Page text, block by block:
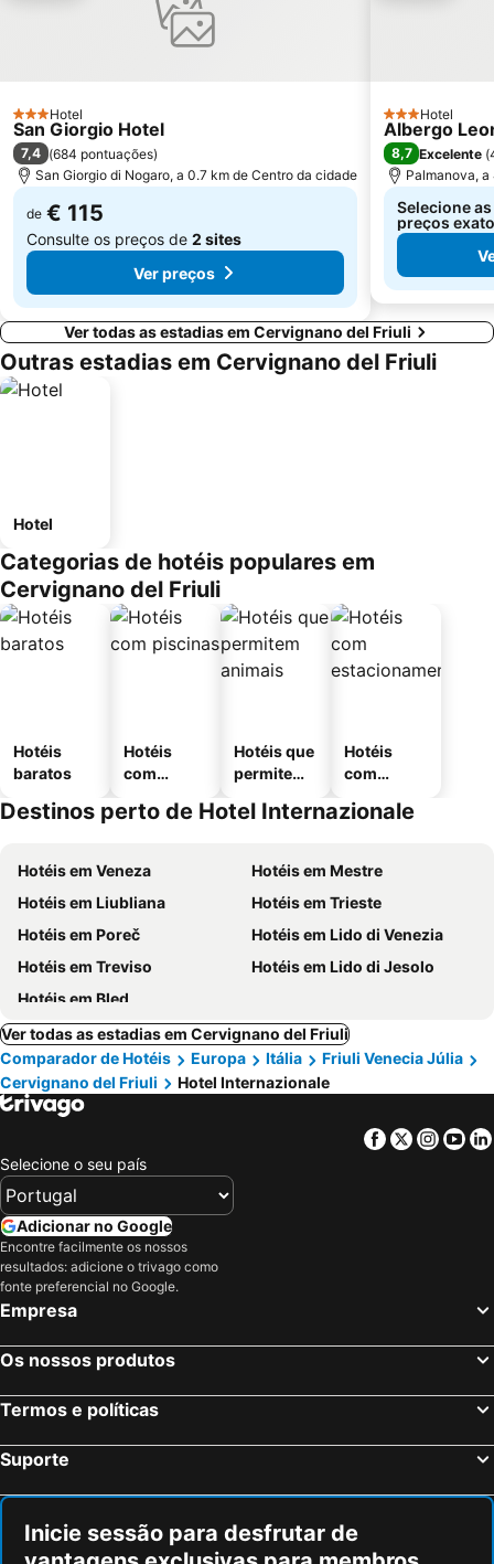
3 Estrelas
Hotel
San Giorgio Hotel
7,4 (684 pontuações)
San Giorgio di Nogaro, a 0.7 km de Centro da cidade
de € 115
Consulte os preços de 2 sites
Ver preços
3 Estrelas
Hotel
Albergo
8,7 Excelente (
Palmanova,
Selecione
preços
Ver todas as estadias em Cervignano del Friuli
Outras estadias em Cervignano del Friuli
Hotel
Categorias de hotéis populares em
Cervignano del Friuli
Hotéis
baratos
Hotéis
com
Hotéis que
permitem
Hotéis
com
mento
Destinos perto de Hotel Internazionale
Hotéis em Veneza
Hotéis em Mestre
Hotéis em Liubliana
Hotéis em Trieste
Hotéis em Poreč
Hotéis em Lido di Venezia
Hotéis em Treviso
Hotéis em Lido di Jesolo
Hotéis em Bled
Ver todas as estadias em Cervignano del Friuli
Comparador de Hotéis
Europa Itália
Friuli Venecia Júlia
Cervignano del Friuli
Hotel Internazionale
Facebook
Twitter
Selecione o seu país
Adicionar no Google
Encontre facilmente os nossos
resultados: adicione o trivago como
fonte preferencial no Google.
Empresa
Os nossos produtos
Termos e políticas
Suporte
Inicie sessão para desfrutar de